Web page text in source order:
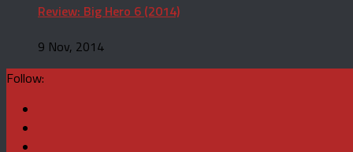
Review: Big Hero 6 (2014)
9 Nov, 2014
Follow: